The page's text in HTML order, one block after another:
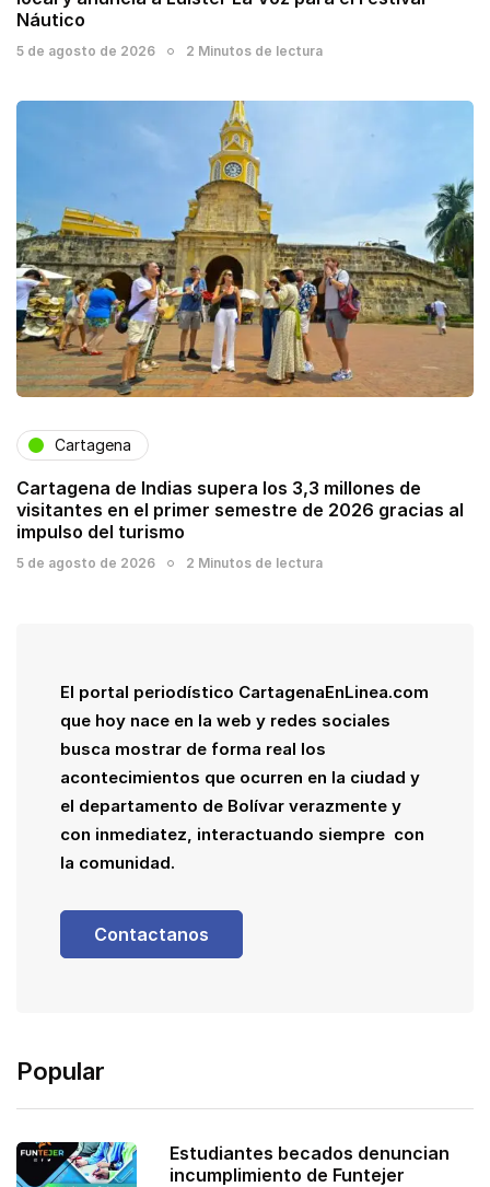
Náutico
5 de agosto de 2026 2 Minutos de lectura
Cartagena
Cartagena de Indias supera los 3,3 millones de
visitantes en el primer semestre de 2026 gracias al
impulso del turismo
5 de agosto de 2026 2 Minutos de lectura
El portal periodístico CartagenaEnLinea.com
que hoy nace en la web y redes sociales
busca mostrar de forma real los
acontecimientos que ocurren en la ciudad y
el departamento de Bolívar verazmente y
con inmediatez, interactuando siempre con
la comunidad.
Contactanos
Popular
Estudiantes becados denuncian
incumplimiento de Funtejer